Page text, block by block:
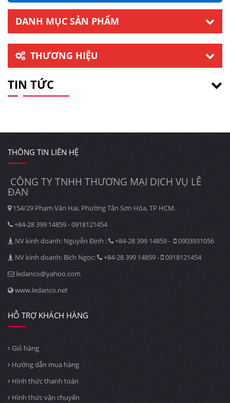
DANH MỤC SẢN PHẨM
THƯƠNG HIỆU
TIN TỨC
THÔNG TIN LIÊN HỆ
CÔNG TY TNHH THƯƠNG MẠI DỊCH VỤ LÊ
ĐAN
154/29 Phạm Văn Hai, Phường Tân Sơn Hòa, TP HCM.
+84-28 399 14859 - 0918121454
NV kinh doanh: Nguyễn Định :
+84-28 399 14859 -
0903931056
NV kinh doanh: Bích Ngọc:
+84-28 399 14859 -
0918121454
ledanco@yahoo.com
www.ledanco.net
HỖ TRỢ KHÁCH HÀNG
Giỏ hàng
Hướng dẫn mua hàng
Hình thức thanh toán
Hình thức vận chuyển